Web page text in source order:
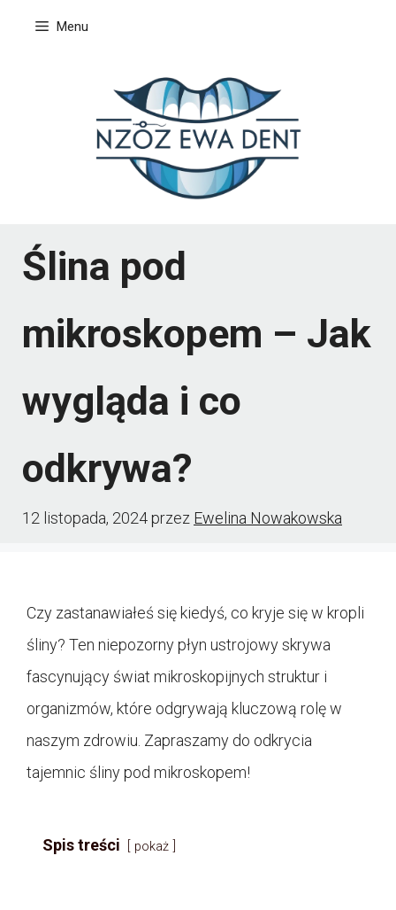
Menu
Ślina pod
mikroskopem – Jak
wygląda i co
odkrywa?
12 listopada, 2024przez Ewelina Nowakowska
Czy zastanawiałeś się kiedyś, co kryje się w kropli
śliny? Ten niepozorny płyn ustrojowy skrywa
fascynujący świat mikroskopijnych struktur i
organizmów, które odgrywają kluczową rolę w
naszym zdrowiu. Zapraszamy do odkrycia
tajemnic śliny pod mikroskopem!
Spis treści pokaż